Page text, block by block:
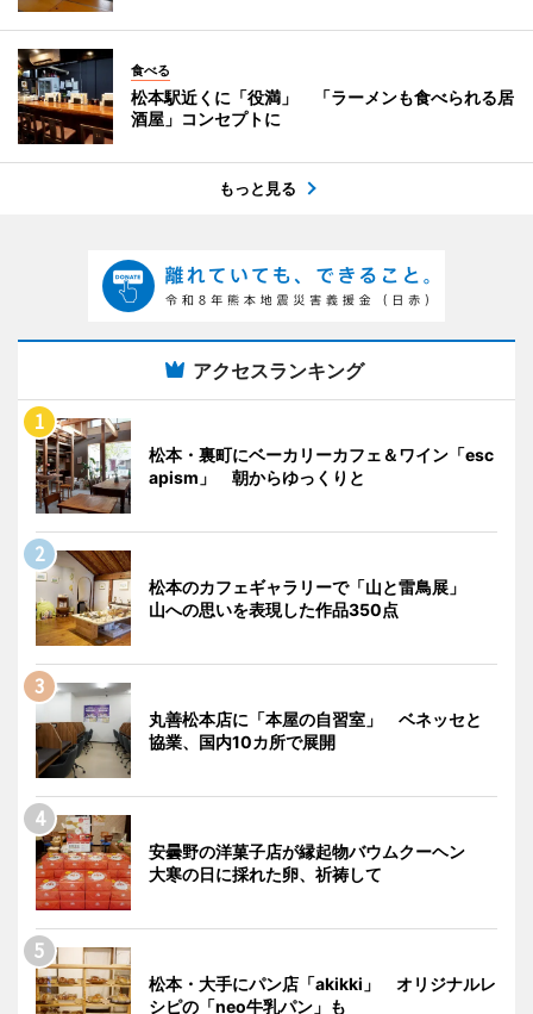
食べる
松本駅近くに「役満」 「ラーメンも食べられる居
酒屋」コンセプトに
もっと見る
アクセスランキング
松本・裏町にベーカリーカフェ＆ワイン「esc
apism」 朝からゆっくりと
松本のカフェギャラリーで「山と雷鳥展」
山への思いを表現した作品350点
丸善松本店に「本屋の自習室」 ベネッセと
協業、国内10カ所で展開
安曇野の洋菓子店が縁起物バウムクーヘン
大寒の日に採れた卵、祈祷して
松本・大手にパン店「akikki」 オリジナルレ
シピの「neo牛乳パン」も